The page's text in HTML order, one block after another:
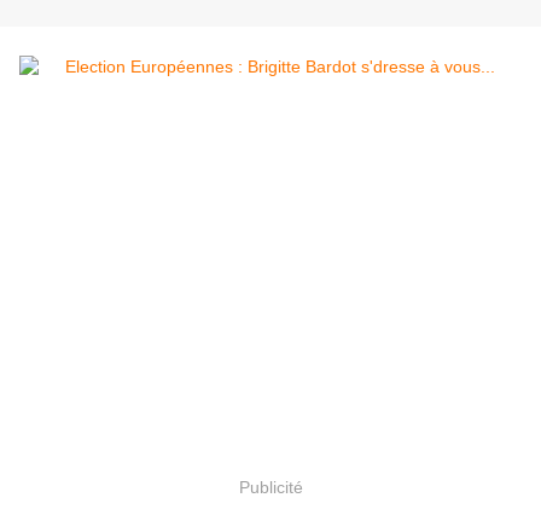
Publicité